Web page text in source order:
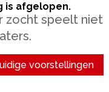
is afgelopen.
zocht speelt niet
voorstellingen